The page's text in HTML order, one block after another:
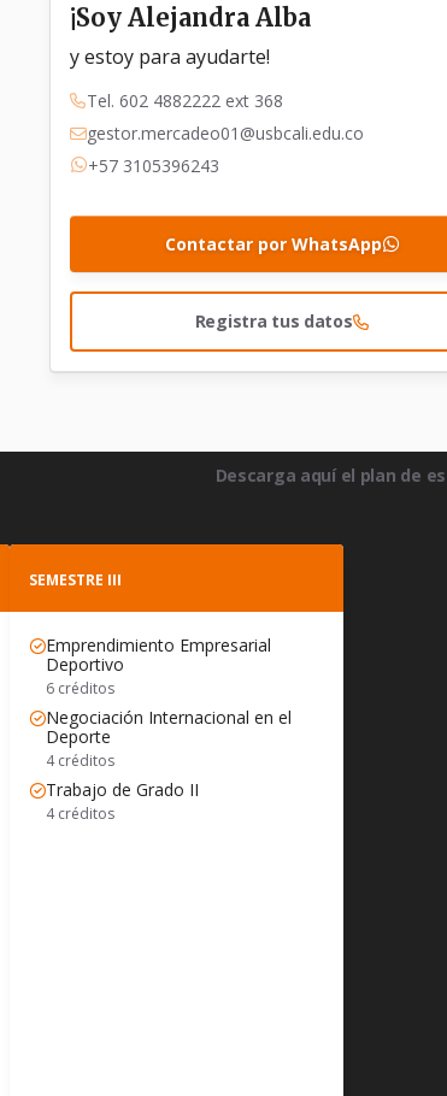
¡Soy Alejandra Alba
y estoy para ayudarte!
Tel. 602 4882222 ext 368
gestor.mercadeo01@usbcali.edu.co
+57 3105396243
Contactar por WhatsApp
Registra tus datos
Descarga aquí el plan de
SEMESTRE III
Emprendimiento Empresarial
Deportivo
6 créditos
Negociación Internacional en el
Deporte
4 créditos
Trabajo de Grado II
4 créditos